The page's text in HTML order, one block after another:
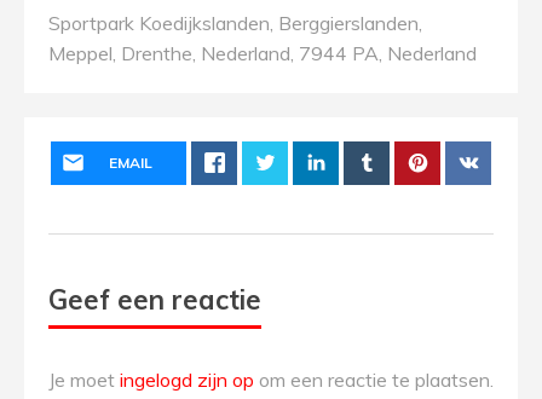
Sportpark Koedijkslanden, Berggierslanden,
Meppel, Drenthe, Nederland, 7944 PA, Nederland
EMAIL
Geef een reactie
Je moet ingelogd zijn op om een reactie te plaatsen.